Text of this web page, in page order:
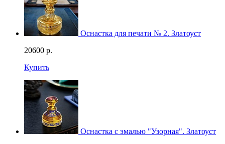
Оснастка для печати № 2. Златоуст
20600 р.
Купить
Оснастка с эмалью "Узорная". Златоуст